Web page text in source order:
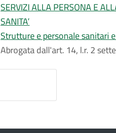
SERVIZI ALLA PERSONA E
SANITA’
Strutture e personale sanitari
Abrogata dall'art. 14, l.r. 2